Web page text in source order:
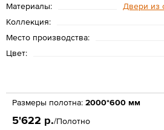
Материалы:
Двери из
Коллекция:
Место производства:
Цвет:
Размеры полотна: 2000*600 мм
5'622 р./Полотно